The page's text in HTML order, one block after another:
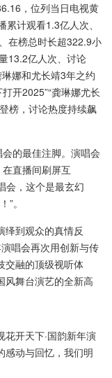
，位列当日电视黄
计观看1.3亿人次、
在榜总时长超322.9小
13.2亿人次、讨论
娜和尤长靖3年之约
开2025”“龚琳娜尤长
榜，讨论热度持续飙
的最佳注脚。演唱会
直播间刷屏互
会，这个是最玄幻
”。
到观众的真情反
唱会再次用创新与传
交融的顶级视听体
风舞台演艺的全新高
开天下·国韵新年演
感动与回忆，我们明